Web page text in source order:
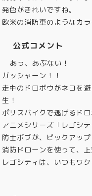
発色がきれいですね。
欧米の消防車のようなカラ
公式コメント
あっ、あぶない！
ガッシャーン！！
走中のドロボウがネコを
生！
ポリスバイクで逃げるドロ
アニメシリーズ「レゴシ
防士ボブが、ピックアッ
消防ドローンを使って、上
レゴシティは、いつもワ